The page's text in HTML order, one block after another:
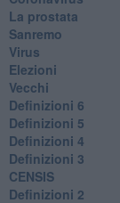
La prostata
Sanremo
Virus
Elezioni
Vecchi
Definizioni 6
Definizioni 5
Definizioni 4
Definizioni 3
CENSIS
​Definizioni 2